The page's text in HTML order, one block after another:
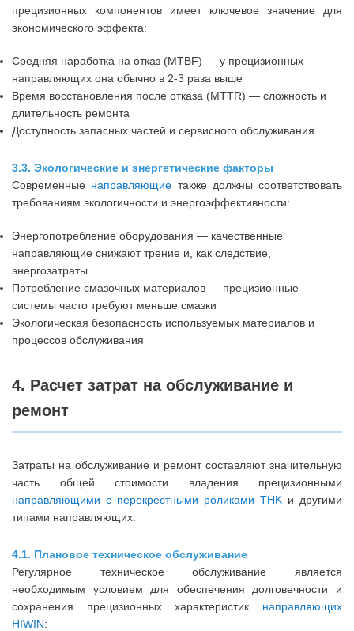
прецизионных компонентов имеет ключевое значение для
экономического эффекта:
Средняя наработка на отказ (MTBF) — у прецизионных
направляющих она обычно в 2-3 раза выше
Время восстановления после отказа (MTTR) — сложность и
длительность ремонта
Доступность запасных частей и сервисного обслуживания
3.3. Экологические и энергетические факторы
Современные направляющие также должны соответствовать
требованиям экологичности и энергоэффективности:
Энергопотребление оборудования — качественные
направляющие снижают трение и, как следствие,
энергозатраты
Потребление смазочных материалов — прецизионные
системы часто требуют меньше смазки
Экологическая безопасность используемых материалов и
процессов обслуживания
4. Расчет затрат на обслуживание и
ремонт
Затраты на обслуживание и ремонт составляют значительную
часть общей стоимости владения прецизионными
направляющими с перекрестными роликами THK и другими
типами направляющих.
4.1. Плановое техническое обслуживание
Регулярное техническое обслуживание является
необходимым условием для обеспечения долговечности и
сохранения прецизионных характеристик направляющих
HIWIN: